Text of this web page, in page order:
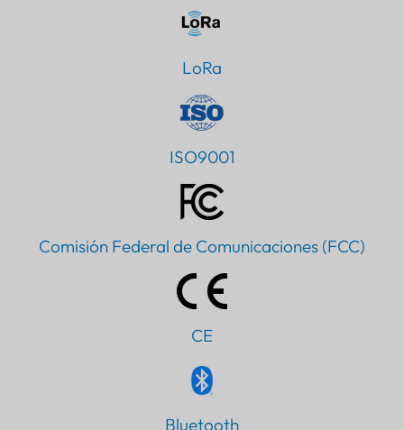
LoRa
ISO9001
Comisión Federal de Comunicaciones (FCC)
CE
Bluetooth